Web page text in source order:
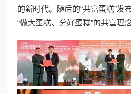
的新时代。随后的“共富蛋糕”发
“做大蛋糕、分好蛋糕”的共富理念